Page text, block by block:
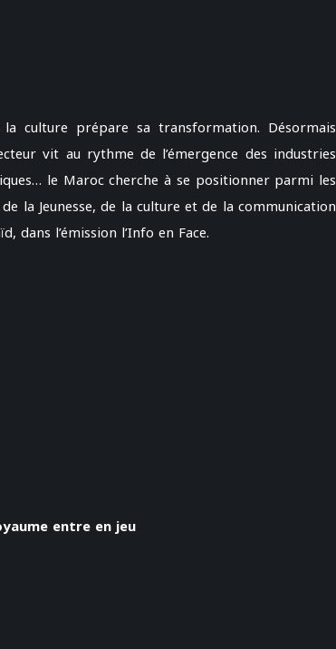
culture prépare sa transformation. Désormais
vit au rythme de l’émergence des industries
le Maroc cherche à se positionner parmi les
la Jeunesse, de la culture et de la communication
dans l’émission l’Info en Face.
entre en jeu